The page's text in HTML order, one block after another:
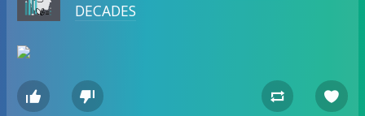
DECADES
   